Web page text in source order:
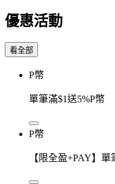
優惠活動
看全部
P幣
單筆滿$1送5%P幣
P幣
【限全盈+PAY】單